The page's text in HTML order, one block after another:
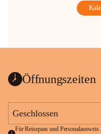
Öffnungszeiten
Geschlossen
Für Reisepass und